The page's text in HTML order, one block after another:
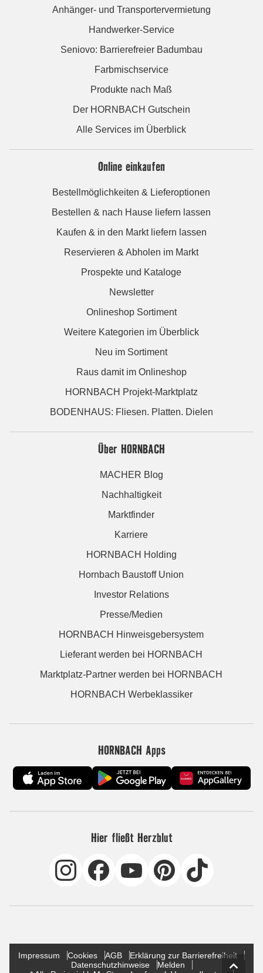
Anhänger- und Transportervermietung
Handwerker-Service
Seniovo: Barrierefreier Badumbau
Farbmischservice
Produkte nach Maß
Der HORNBACH Gutschein
Alle Services im Überblick
Online einkaufen
Bestellmöglichkeiten & Lieferoptionen
Bestellen & nach Hause liefern lassen
Kaufen & in den Markt liefern lassen
Reservieren & Abholen im Markt
Prospekte und Kataloge
Newsletter
Onlineshop Sortiment
Weitere Kategorien im Überblick
Neu im Sortiment
Raus damit im Onlineshop
HORNBACH Projekt-Marktplatz
BODENHAUS: Fliesen. Platten. Dielen
Über HORNBACH
MACHER Blog
Nachhaltigkeit
Marktfinder
Karriere
HORNBACH Holding
Hornbach Baustoff Union
Investor Relations
Presse/Medien
HORNBACH Hinweisgebersystem
Lieferant werden bei HORNBACH
Marktplatz-Partner werden bei HORNBACH
HORNBACH Werbeklassiker
HORNBACH Apps
Hier fließt Herzblut
Impressum Cookies AGB
Erklärung zur Barrierefreiheit
Datenschutzhinweise
Melden